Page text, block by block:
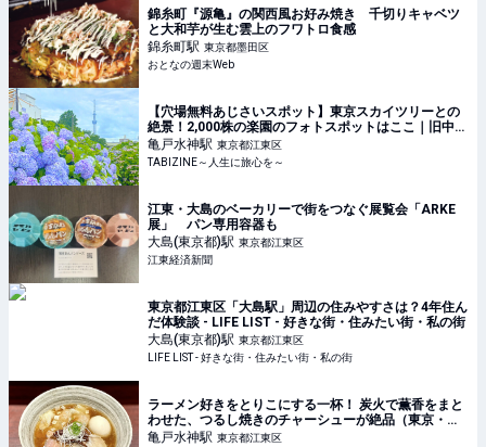
錦糸町『源亀』の関西風お好み焼き 千切りキャベツ
と大和芋が生む雲上のフワトロ食感
錦糸町駅 東京都墨田区
おとなの週末Web
【穴場無料あじさいスポット】東京スカイツリーとの
絶景！2,000株の楽園のフォトスポットはここ｜旧中川
あじさい広場 | TABIZINE～人生に旅心を～
亀戸水神駅 東京都江東区
TABIZINE～人生に旅心を～
江東・大島のベーカリーで街をつなぐ展覧会「ARKE
展」 パン専用容器も
大島(東京都)駅 東京都江東区
江東経済新聞
東京都江東区「大島駅」周辺の住みやすさは？4年住ん
だ体験談 - LIFE LIST - 好きな街・住みたい街・私の街
大島(東京都)駅 東京都江東区
LIFE LIST - 好きな街・住みたい街・私の街
ラーメン好きをとりこにする一杯！ 炭火で薫香をまと
わせた、つるし焼きのチャーシューが絶品（東京・亀
戸水神） | 食べログマガジン
亀戸水神駅 東京都江東区